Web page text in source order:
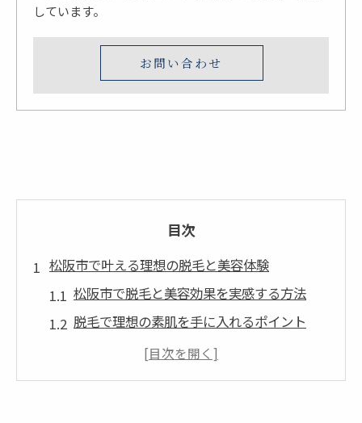
しています。
お問い合わせ
目次
松阪市で叶える理想の脱毛と美容体験
松阪市で脱毛と美容効果を実感する方法
脱毛で理想の素肌を手に入れるポイント
美容意識が高い方の松阪市脱毛体験談
脱毛初心者が知りたい美容への影響